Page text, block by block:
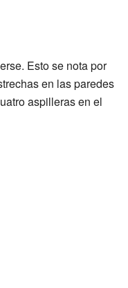
Esto se nota por
en las paredes
aspilleras en el